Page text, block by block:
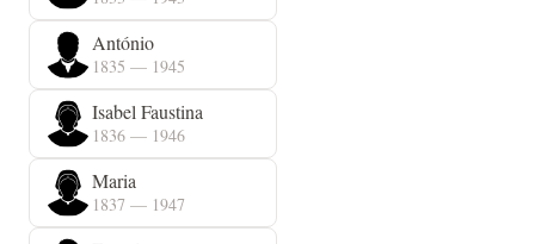
António
1835 — 1945
Isabel Faustina
1836 — 1946
Maria
1837 — 1947